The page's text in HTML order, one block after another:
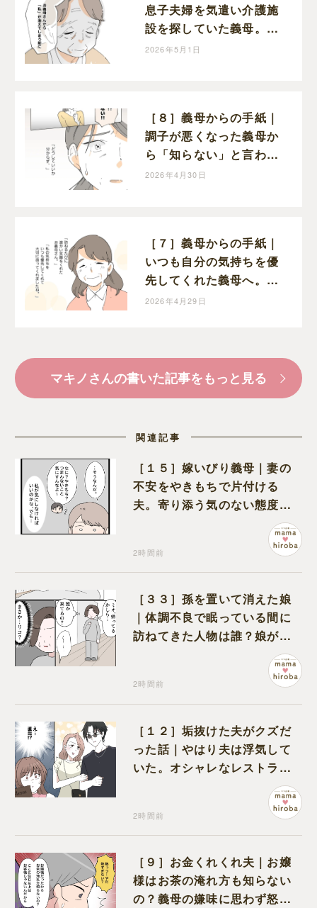
息子夫婦を気遣い介護施
設を探していた義母。も
っと早く感謝を伝えたか
2026年5月1日
［８］義母からの手紙｜
調子が悪くなった義母か
ら「知らない」と言われ
てショックを受ける嫁
2026年4月30日
［７］義母からの手紙｜
いつも自分の気持ちを優
先してくれた義母へ。嫁
から今までの感謝の気持
2026年4月29日
マキノさんの書いた記事をもっと見る
関連記事
［１５］嫁いびり義母｜妻の
不安をやきもちで片付ける
夫。寄り添う気のない態度に
2時間前
［３３］孫を置いて消えた娘
｜体調不良で眠っている間に
訪ねてきた人物は誰？娘が戻
ってきたのかと不安になる
2時間前
［１２］垢抜けた夫がクズだ
った話｜やはり夫は浮気して
いた。オシャレなレストラン
2時間前
［９］お金くれくれ夫｜お嬢
様はお茶の淹れ方も知らない
の？義母の嫌味に思わず怒り